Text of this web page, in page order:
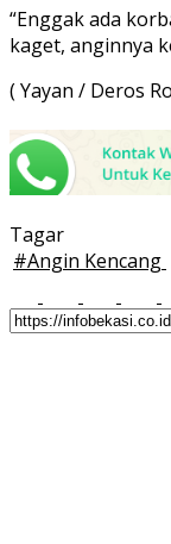
“Enggak ada
kaget, anginnya
( Yayan / Deros
Tagar
#Angin Kencang